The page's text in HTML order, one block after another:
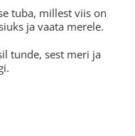
tuba, millest viis on
ja vaata merele.
tunde, sest meri ja